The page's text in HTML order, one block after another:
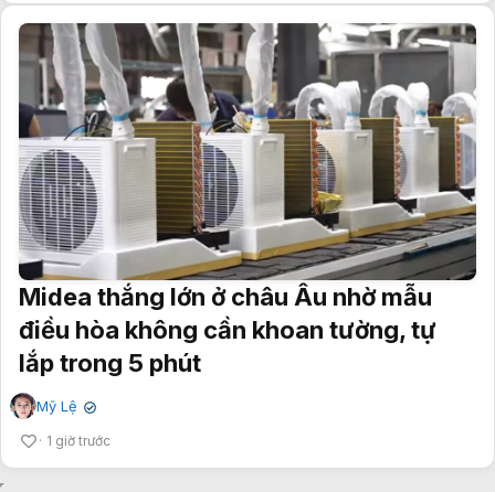
Midea thắng lớn ở châu Âu nhờ mẫu
điều hòa không cần khoan tường, tự
lắp trong 5 phút
Mỹ Lệ ✔
1 giờ trước